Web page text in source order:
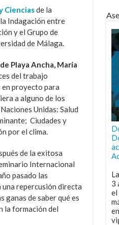
Cienciasde la
Indagación entre
y el Grupo de
de Málaga.
Playa Ancha, María
del trabajo
en proyecto para
a alguno de los
Unidas: Salud
Ciudades y
por el clima.
de la exitosa
Internacional
pasado las
repercusión directa
ganas de saber qué es
la formación del
3
el